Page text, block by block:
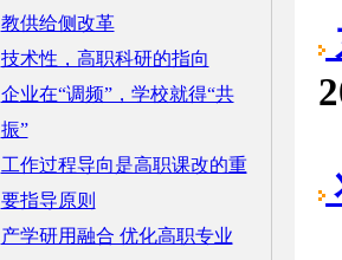
教供给侧改革
技术性，高职科研的指向
企业在“调频”，学校就得“共
振”
工作过程导向是高职课改的重
要指导原则
产学研用融合 优化高职专业